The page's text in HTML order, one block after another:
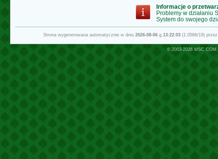
Informacje o
Problemy w działaniu
System do swojego
Strona wygenerowana automatycznie w dniu 2026-08-06g.13:22:03(1.0586/19)
© 2003-2026